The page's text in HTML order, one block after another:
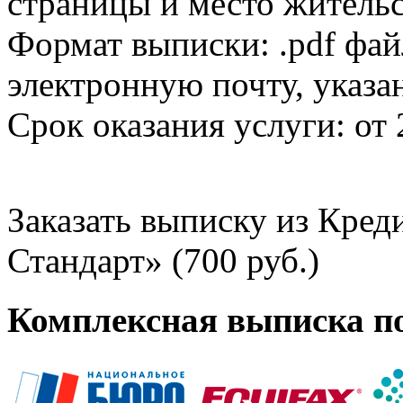
Формат выписки: .pdf
электронную почту,
Срок оказания услуги: от
Заказать выписку из
Стандарт» (700 руб.)
Комплексная выписка